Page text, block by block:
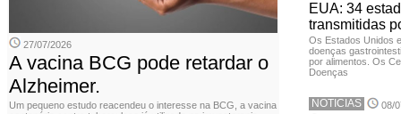
27/07/2026
A vacina BCG pode retardar o
Alzheimer.
Um pequeno estudo reacendeu o interesse na BCG, a vacina
EUA: 34
transmitidas
Os Estados Unidos
doenças
por alimentos. Os
Doenças
NOTICIAS 08/